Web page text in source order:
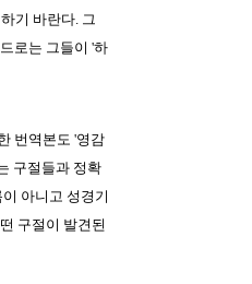
기 바란다. 그
로는 그들이 '하
번역본도 '영감
구절들과 정확
아니고 성경기
구절이 발견된